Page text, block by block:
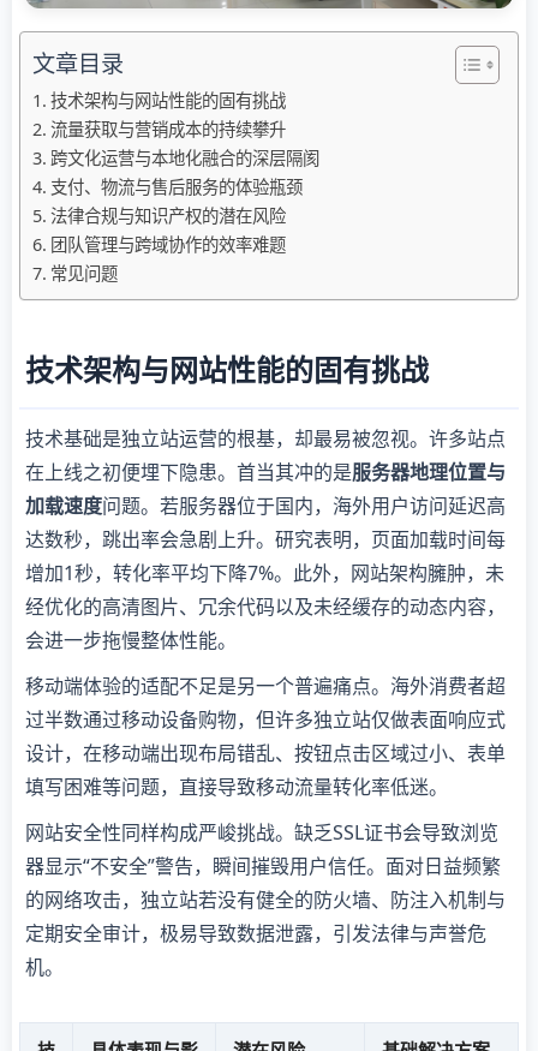
文章目录
技术架构与网站性能的固有挑战
流量获取与营销成本的持续攀升
跨文化运营与本地化融合的深层隔阂
支付、物流与售后服务的体验瓶颈
法律合规与知识产权的潜在风险
团队管理与跨域协作的效率难题
常见问题
技术架构与网站性能的固有挑战
技术基础是独立站运营的根基，却最易被忽视。许多站点
在上线之初便埋下隐患。首当其冲的是服务器地理位置与
加载速度问题。若服务器位于国内，海外用户访问延迟高
达数秒，跳出率会急剧上升。研究表明，页面加载时间每
增加1秒，转化率平均下降7%。此外，网站架构臃肿，未
经优化的高清图片、冗余代码以及未经缓存的动态内容，
会进一步拖慢整体性能。
移动端体验的适配不足是另一个普遍痛点。海外消费者超
过半数通过移动设备购物，但许多独立站仅做表面响应式
设计，在移动端出现布局错乱、按钮点击区域过小、表单
填写困难等问题，直接导致移动流量转化率低迷。
网站安全性同样构成严峻挑战。缺乏SSL证书会导致浏览
器显示“不安全”警告，瞬间摧毁用户信任。面对日益频繁
的网络攻击，独立站若没有健全的防火墙、防注入机制与
定期安全审计，极易导致数据泄露，引发法律与声誉危
机。